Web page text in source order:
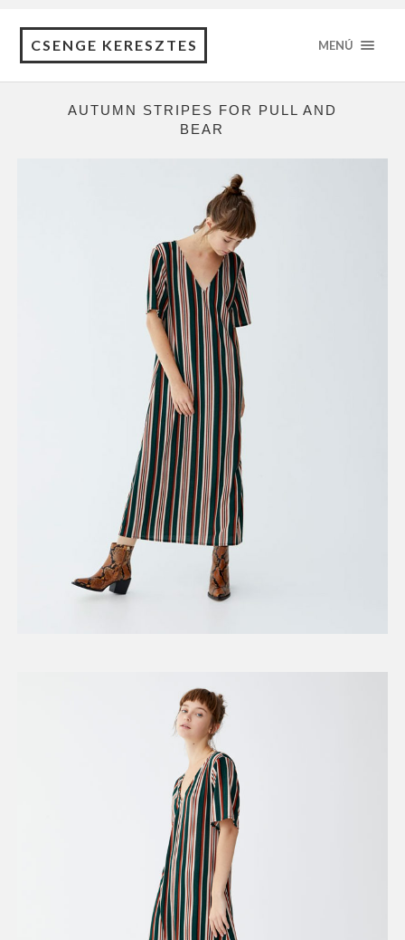
CSENGE KERESZTES MENÚ
AUTUMN STRIPES FOR PULL AND
BEAR